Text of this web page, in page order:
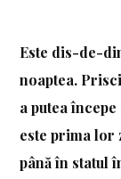
Este dis-de-
noaptea.
a putea
este prima lor
până în statul